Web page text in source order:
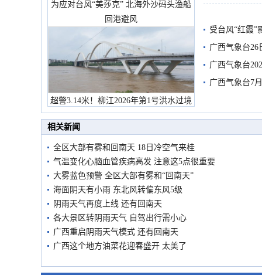
为应对台风“美莎克” 北海外沙码头渔船
回港避风
超警3.14米！柳江2026年第1号洪水过境
市民在堤岸见证汛况
受台风“红霞”
有较强降雨
广西气象台26
广西气象台
预警
广西气象台7
相关新闻
全区大部有雾和回南天 18日冷空气来桂
气温变化心脑血管疾病高发 注意这5点很重要
大雾蓝色预警 全区大部有雾和“回南天”
海面阴天有小雨 东北风转偏东风5级
阴雨天气再度上线 还有回南天
各大景区转阴雨天气 自驾出行需小心
广西重启阴雨天气模式 还有回南天
广西这个地方油菜花迎春盛开 太美了